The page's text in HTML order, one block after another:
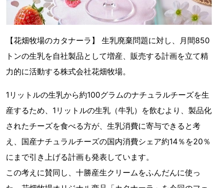
【花畑牧場のカタナーラ】 生乳廃棄問題に対し、月間850
トンの生乳を自社製品として増産、販売する計画を立て精
力的に活動する株式会社花畑牧場。
1リットルの生乳から約100グラムのナチュラルチーズを生
産するため、1リットルの生乳（牛乳）を飲むより、製品化
されたチーズを食べる方が、生乳消費に寄与できると考
え、国産ナチュラルチーズの国内消費シェア約14％を20％
にまで引き上げる計画も発表しています。
この考えに賛同し、十勝産生クリームをふんだんに使っ